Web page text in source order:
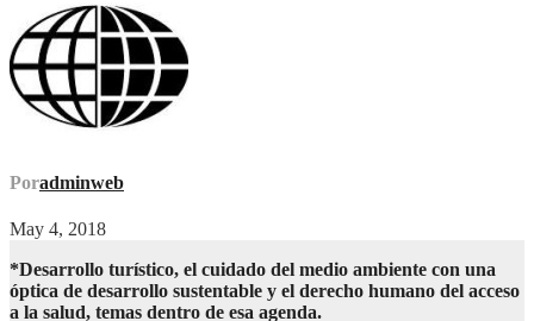
Poradminweb
May 4, 2018
*Desarrollo turístico, el cuidado del medio ambiente con una
óptica de desarrollo sustentable y el derecho humano del acceso
a la salud, temas dentro de esa agenda.